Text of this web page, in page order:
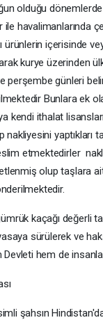
olduğu
ile havalimanlarında
ürünlerin içerisinde
kurye üzerinden
perşembe günleri
Bunlara ek
kendi ithalat
nakliyesini yaptıkları
etmektedirler
olup taşlara
kaçağı değerli
sürülerek ve
hem de
şahsın